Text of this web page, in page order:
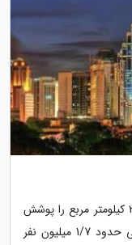
معرفیشهر کوالالامپور منطقه ای به وسعت 243 کیلومتر مربع را پوشش
می دهد و طبق سرشماری سال 2015، جمعیتی حدود 1/7 میلیون نفر